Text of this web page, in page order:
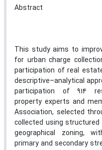
Abstract
This study aims to
for urban charge
participation of real
descriptive–analytical
participation of 914
property experts and
Association, selected
collected using
geographical zoning,
primary and secondary